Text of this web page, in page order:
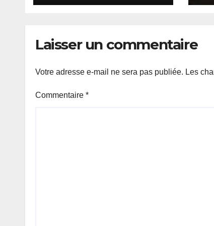
Laisser un commentaire
Votre adresse e-mail ne sera pas publiée. Les
Commentaire *